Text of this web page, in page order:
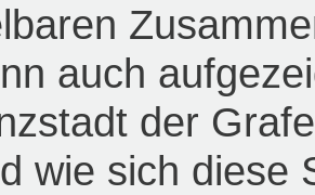
auch
der
wie sich diese